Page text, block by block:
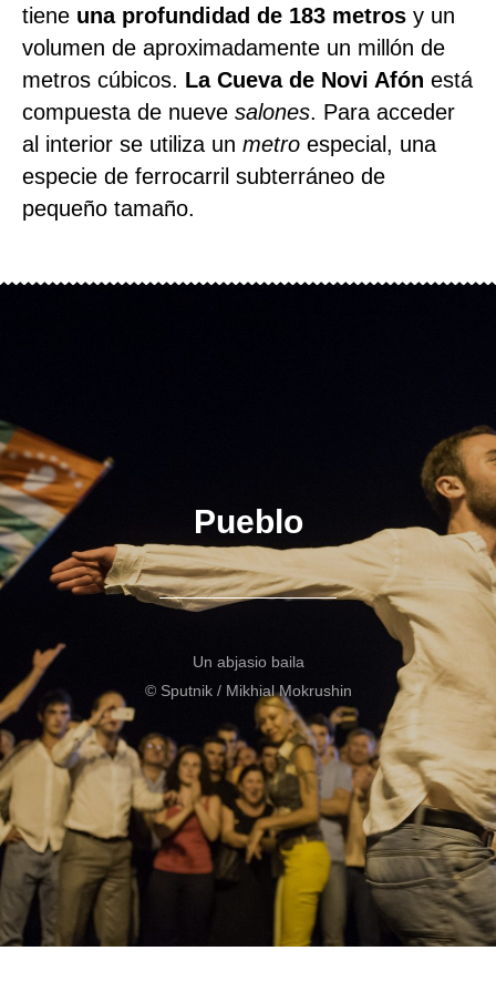
tiene una profundidad de 183 metros y un
volumen de aproximadamente un millón de
metros cúbicos. La Cueva de Novi Afón está
compuesta de nueve salones. Para acceder
al interior se utiliza un metro especial, una
especie de ferrocarril subterráneo de
pequeño tamaño.
Pueblo
Un abjasio baila
© Sputnik / Mikhial Mokrushin